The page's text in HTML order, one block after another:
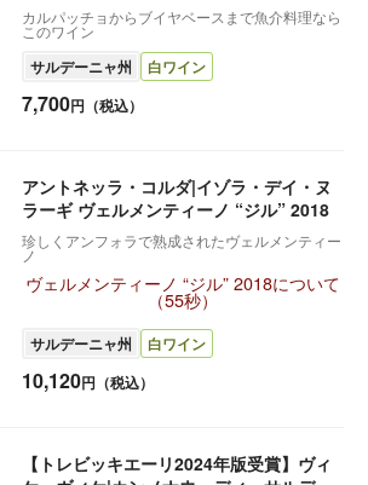
カルパッチョからブイヤベースまで魚介料理なら
このワイン
サルデーニャ州 白ワイン
7,700円（税込）
アントネッラ・コルダ|イゾラ・デイ・ヌ
ラーギ ヴェルメンティーノ “ジル” 2018
珍しくアンフォラで熟成されたヴェルメンティー
ノ
ヴェルメンティーノ “ジル” 2018について
（55秒）
サルデーニャ州 白ワイン
10,120円（税込）
【トレビッキエーリ2024年版受賞】ヴィ